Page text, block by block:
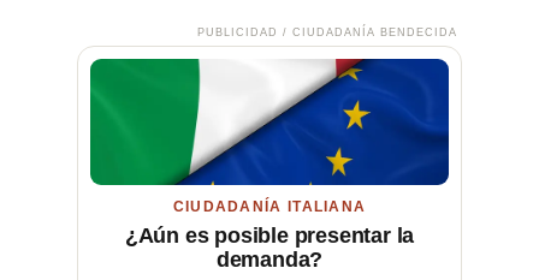
PUBLICIDAD / CIUDADANÍA BENDECIDA
CIUDADANÍA ITALIANA
¿Aún es posible presentar la
demanda?